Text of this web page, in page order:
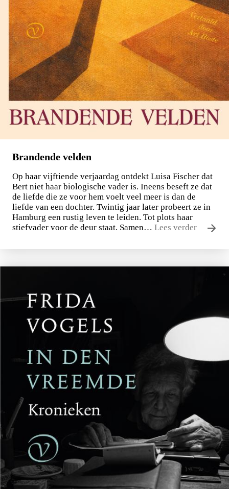
Reinhard Kaiser-Mühlecker
Brandende velden
€27,50
Brandende velden
Op haar vijftiende verjaardag ontdekt Luisa Fischer dat
Bert niet haar biologische vader is. Ineens beseft ze dat
de liefde die ze voor hem voelt veel meer is dan de
liefde van een dochter. Twintig jaar later probeert ze in
Hamburg een rustig leven te leiden. Tot plots haar
stiefvader voor de deur staat. Samen… Lees verder